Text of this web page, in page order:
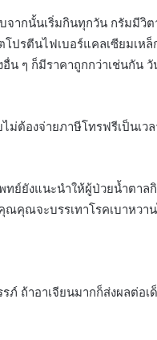
จากนั้นเริ่มกินทุกวัน กรัมมีวิ
ปรตีนไฟเบอร์แคลเซียมเห
ๆ ก็มีราคาถูกกว่าเช่นกัน
ม่ต้องจ่ายภาษีโทรฟรีเป็นเว
ทย์ยังแนะนำให้ผู้ป่วยน้ำตาล
คุณจะบรรเทาโรคเบาหวา
ถ้าอาเจียนมากก็ส่งผลต่อเ